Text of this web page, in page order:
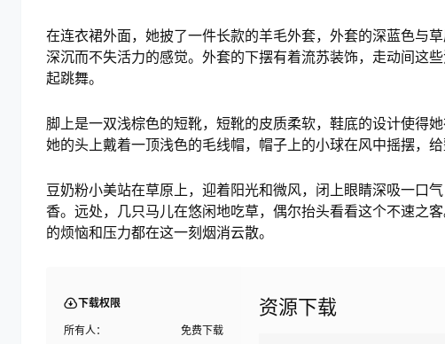
在连衣裙外面，她披了一件长款的羊毛外套，外套的深蓝色与
深沉而不失活力的感觉。外套的下摆有着流苏装饰，走动间这
起跳舞。
脚上是一双浅棕色的短靴，短靴的皮质柔软，鞋底的设计使得
她的头上戴着一顶浅色的毛线帽，帽子上的小球在风中摇摆，
豆奶粉小美站在草原上，迎着阳光和微风，闭上眼睛深吸一口
香。远处，几只马儿在悠闲地吃草，偶尔抬头看看这个不速之
的烦恼和压力都在这一刻烟消云散。
下载权限
所有人： 免费下载
资源下载